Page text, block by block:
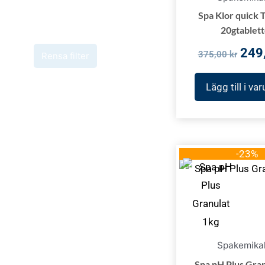
Rensa filter
Spa Klor quick
375,00kr
Lägg till i
-23%
Det